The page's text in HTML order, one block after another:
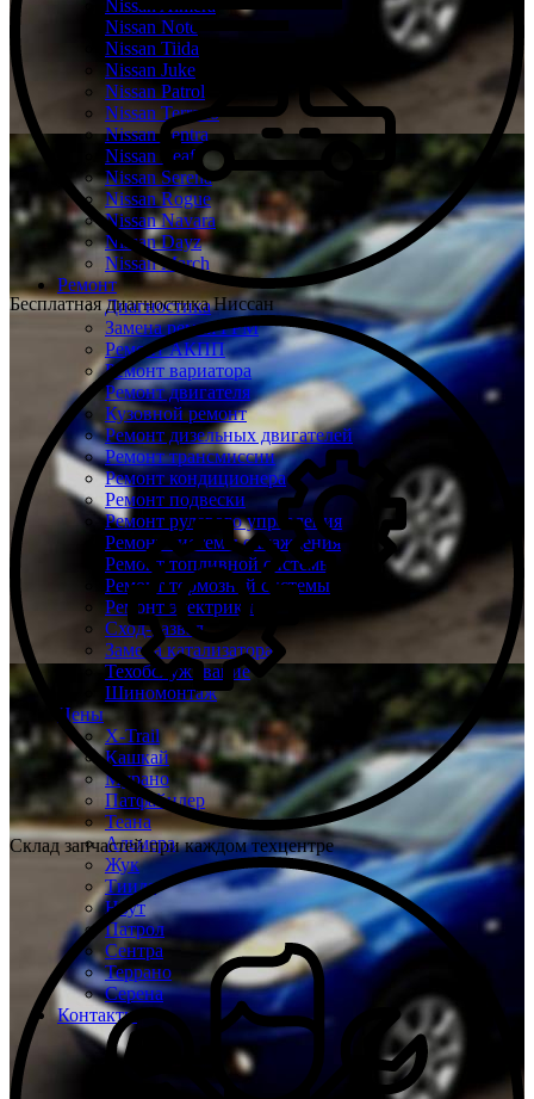
Nissan Almera
Nissan Note
Nissan Tiida
Nissan Juke
Nissan Patrol
Nissan Terrano
Nissan Sentra
Nissan Leaf
Nissan Serena
Nissan Rogue
Nissan Navara
Nissan Dayz
Nissan March
Ремонт
Диагностика
Замена ремня ГРМ
Ремонт АКПП
Ремонт вариатора
Ремонт двигателя
Кузовной ремонт
Ремонт дизельных двигателей
Ремонт трансмиссии
Ремонт кондиционера
Ремонт подвески
Ремонт рулевого управления
Ремонт системы охлаждения
Ремонт топливной системы
Ремонт тормозной системы
Ремонт электрики
Сход-развал
Замена катализатора
Техобслуживание
Шиномонтаж
Цены
X-Trail
Кашкай
Мурано
Патфайндер
Теана
Альмера
Жук
Тиида
Ноут
Патрол
Сентра
Террано
Серена
Контакты
Бесплатная диагностика Ниссан
Склад запчастей при каждом техцентре